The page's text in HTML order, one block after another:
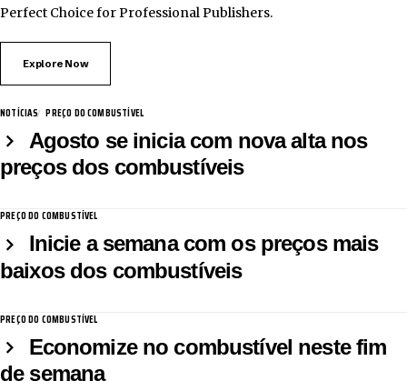
Perfect Choice for Professional Publishers.
Explore Now
NOTÍCIAS PREÇO DO COMBUSTÍVEL
Agosto se inicia com nova alta nos
preços dos combustíveis
PREÇO DO COMBUSTÍVEL
Inicie a semana com os preços mais
baixos dos combustíveis
PREÇO DO COMBUSTÍVEL
Economize no combustível neste fim
de semana